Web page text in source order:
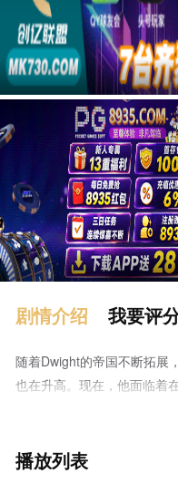
剧情介绍 我要评
随着Dwight的帝国不断拓展
也在升高。现在，他面临
Dunmire家族。这个拥有深
播放列表